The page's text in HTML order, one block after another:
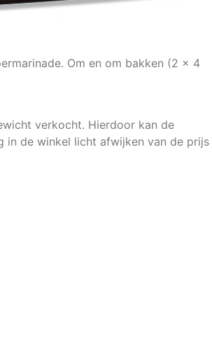
Om en om bakken (2 x 4
verkocht. Hierdoor kan de
in de winkel licht afwijken van de prijs